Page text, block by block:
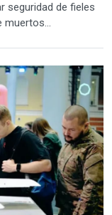
seguridad de fieles
muertos...